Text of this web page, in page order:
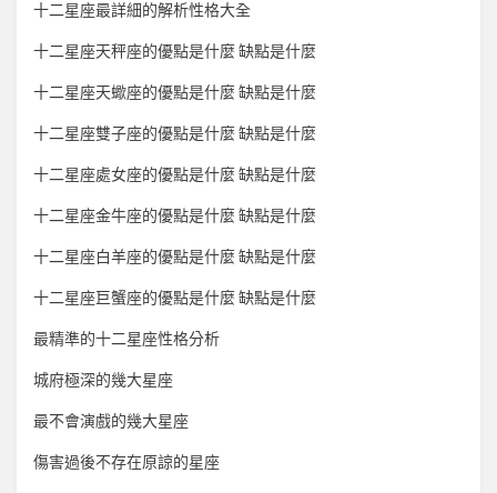
十二星座最詳細的解析性格大全
十二星座天秤座的優點是什麼 缺點是什麼
十二星座天蠍座的優點是什麼 缺點是什麼
十二星座雙子座的優點是什麼 缺點是什麼
十二星座處女座的優點是什麼 缺點是什麼
十二星座金牛座的優點是什麼 缺點是什麼
十二星座白羊座的優點是什麼 缺點是什麼
十二星座巨蟹座的優點是什麼 缺點是什麼
最精準的十二星座性格分析
城府極深的幾大星座
最不會演戲的幾大星座
傷害過後不存在原諒的星座